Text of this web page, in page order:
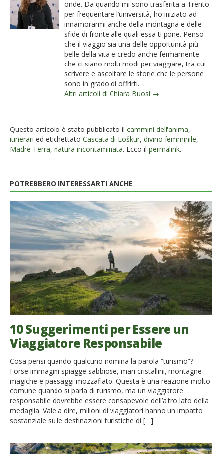
onde. Da quando mi sono trasferita a Trento
per frequentare l’università, ho iniziato ad
innamorarmi anche della montagna e delle
sfide di fronte alle quali essa ti pone. Penso
che il viaggio sia una delle opportunità più
belle della vita e credo anche fermamente
che ci siano molti modi per viaggiare, tra cui
scrivere e ascoltare le storie che le persone
sono in grado di offrirti.
Altri articoli di Chiara Buosi →
Questo articolo è stato pubblicato il cammini dell'anima,
itinerari ed etichettato Cascata di Loškur, divino femminile,
Madre Terra, natura incontaminata. Ecco il permalink.
POTREBBERO INTERESSARTI ANCHE
10 Suggerimenti per Essere un
Viaggiatore Responsabile
Cosa pensi quando qualcuno nomina la parola “turismo”?
Forse immagini spiagge sabbiose, mari cristallini, montagne
magiche e paesaggi mozzafiato. Questa è una reazione molto
comune quando si parla di turismo, ma un viaggiatore
responsabile dovrebbe essere consapevole dell’altro lato della
medaglia. Vale a dire, milioni di viaggiatori hanno un impatto
sostanziale sulle destinazioni turistiche di […]